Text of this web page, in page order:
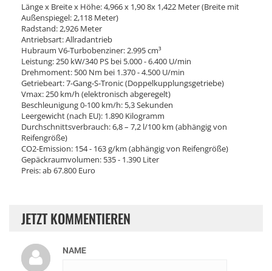
Länge x Breite x Höhe: 4,966 x 1,90 8x 1,422 Meter (Breite mit
Außenspiegel: 2,118 Meter)
Radstand: 2,926 Meter
Antriebsart: Allradantrieb
Hubraum V6-Turbobenziner: 2.995 cm³
Leistung: 250 kW/340 PS bei 5.000 - 6.400 U/min
Drehmoment: 500 Nm bei 1.370 - 4.500 U/min
Getriebeart: 7-Gang-S-Tronic (Doppelkupplungsgetriebe)
Vmax: 250 km/h (elektronisch abgeregelt)
Beschleunigung 0-100 km/h: 5,3 Sekunden
Leergewicht (nach EU): 1.890 Kilogramm
Durchschnittsverbrauch: 6,8 – 7,2 l/100 km (abhängig von
Reifengröße)
CO2-Emission: 154 - 163 g/km (abhängig von Reifengröße)
Gepäckraumvolumen: 535 - 1.390 Liter
Preis: ab 67.800 Euro
JETZT KOMMENTIEREN
NAME